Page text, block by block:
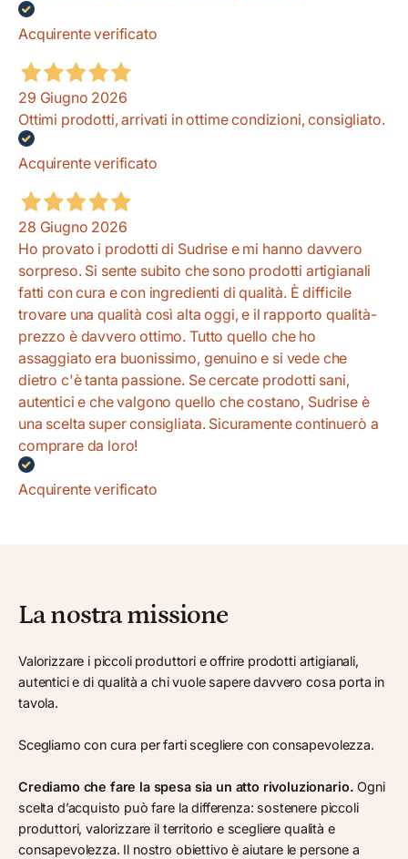
Acquirente verificato
29 Giugno 2026
Ottimi prodotti, arrivati in ottime condizioni, consigliato.
Acquirente verificato
28 Giugno 2026
Ho provato i prodotti di Sudrise e mi hanno davvero
sorpreso. Si sente subito che sono prodotti artigianali
fatti con cura e con ingredienti di qualità. È difficile
trovare una qualità così alta oggi, e il rapporto qualità-
prezzo è davvero ottimo. Tutto quello che ho
assaggiato era buonissimo, genuino e si vede che
dietro c'è tanta passione. Se cercate prodotti sani,
autentici e che valgono quello che costano, Sudrise è
una scelta super consigliata. Sicuramente continuerò a
comprare da loro!
Acquirente verificato
La nostra missione
Valorizzare i piccoli produttori e offrire prodotti artigianali,
autentici e di qualità a chi vuole sapere davvero cosa porta in
tavola.
Scegliamo con cura per farti scegliere con consapevolezza.
Crediamo che fare la spesa sia un atto rivoluzionario.Ogni
scelta d’acquisto può fare la differenza: sostenere piccoli
produttori, valorizzare il territorio e scegliere qualità e
consapevolezza. Il nostro obiettivo è aiutare le persone a